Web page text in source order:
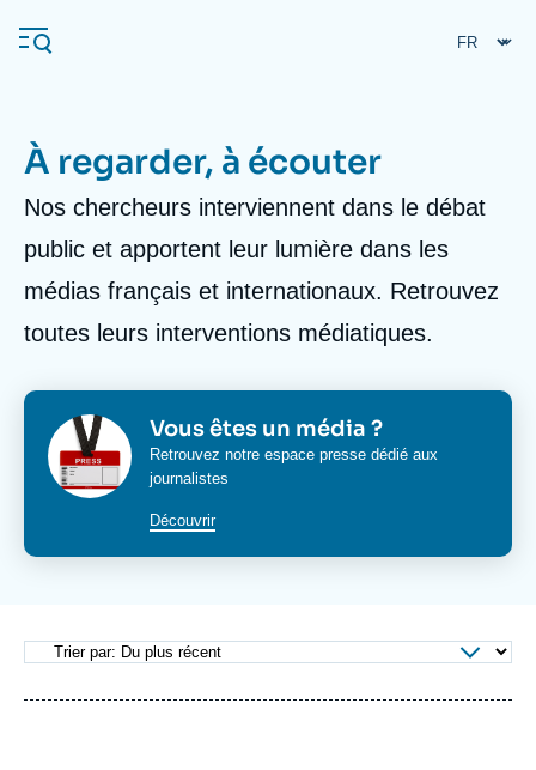
au
contenu
Navigation
L'Ifri
Analyses
Événements
L'Ifri en bref Proche-Orient
Body
À regarder, à écouter
Nos chercheurs interviennent dans le débat
public et apportent leur lumière dans les
médias français et internationaux. Retrouvez
toutes leurs interventions médiatiques.
Image
bloc
media
Image
Titre
bloc
media
Vous êtes un média ?
Corps
media
Retrouvez notre espace presse dédié aux
journalistes
Découvrir